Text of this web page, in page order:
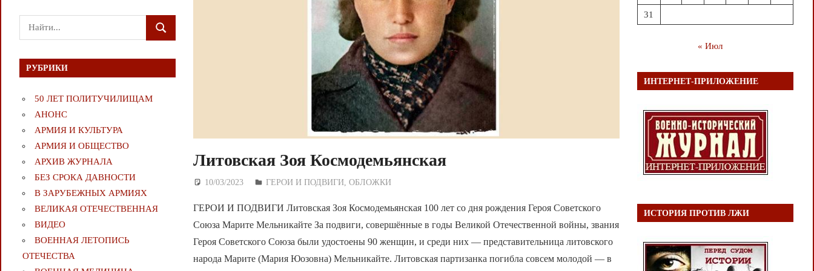
Литовская Зоя Космодемьянская
10/03/2023 Дежурный по Редакции
ГЕРОИ И ПОДВИГИ, ОБЛОЖКИ
ГЕРОИ И ПОДВИГИ Литовская Зоя Космодемьянская 100 лет со дня рождения Героя Советского
Союза Марите Мельникайте За подвиги, совершённые в годы Великой Отечественной войны, звания
Героя Советского Союза были удостоены 90 женщин, и среди них — представительница литовского
народа Марите (Мария Юозовна) Мельникайте. Литовская партизанка погибла совсем молодой — в
Поиск
для:
ПОИСК
РУБРИКИ
50 ЛЕТ ПОЛИТУЧИЛИЩАМ
АНОНС
АРМИЯ И КУЛЬТУРА
АРМИЯ И ОБЩЕСТВО
АРХИВ ЖУРНАЛА
БЕЗ СРОКА ДАВНОСТИ
В ЗАРУБЕЖНЫХ АРМИЯХ
ВЕЛИКАЯ ОТЕЧЕСТВЕННАЯ
ВИДЕО
ВОЕННАЯ ЛЕТОПИСЬ
ОТЕЧЕСТВА
31
« Июл
ИНТЕРНЕТ-ПРИЛОЖЕНИЕ
ИСТОРИЯ ПРОТИВ ЛЖИ